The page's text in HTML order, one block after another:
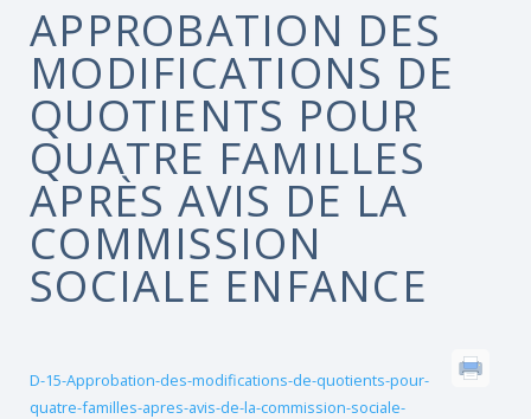
APPROBATION DES
MODIFICATIONS DE
QUOTIENTS POUR
QUATRE FAMILLES
APRÈS AVIS DE LA
COMMISSION
SOCIALE ENFANCE
D-15-Approbation-des-modifications-de-quotients-pour-
quatre-familles-apres-avis-de-la-commission-sociale-